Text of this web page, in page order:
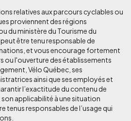
relatives aux parcours cyclables ou
proviennent des régions
du ministère du Tourisme du
être tenu responsable de
et vous encourage fortement
ou l'ouverture des établissements
Vélo Québec, ses
ainsi que ses employés et
l’exactitude du contenu de
applicabilité à une situation
tenus responsables de l’usage qui